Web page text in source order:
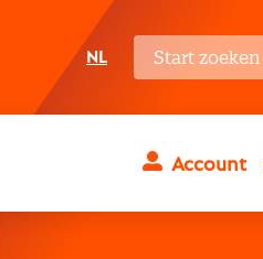
NL
Account